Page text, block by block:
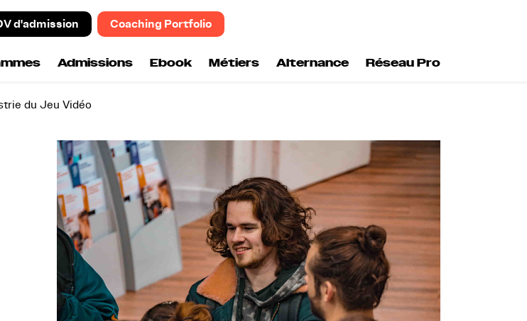
du Jeu Vidéo
d'admission Coaching Portfolio
Admissions Ebook Métiers Alternance Réseau Pro